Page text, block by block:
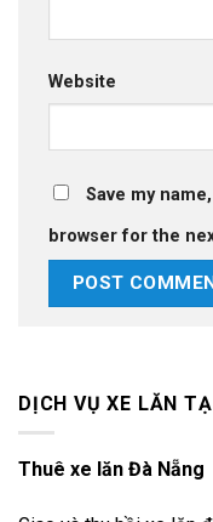
Website
Save my
browser for the
DỊCH VỤ XE LĂN
Thuê xe lăn Đà Nẵng